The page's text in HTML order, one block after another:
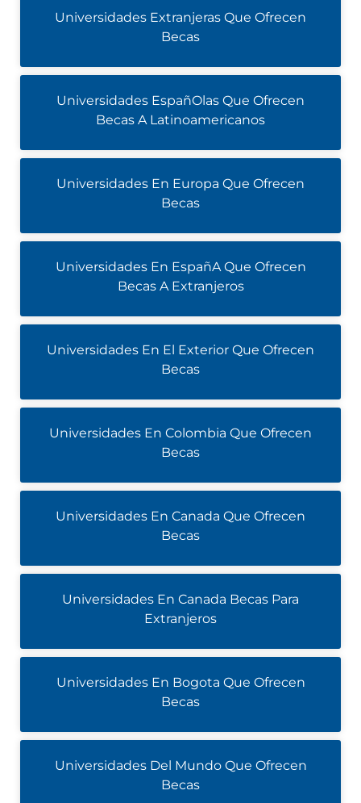
Universidades Extranjeras Que Ofrecen
Becas
Universidades EspañOlas Que Ofrecen
Becas A Latinoamericanos
Universidades En Europa Que Ofrecen
Becas
Universidades En EspañA Que Ofrecen
Becas A Extranjeros
Universidades En El Exterior Que Ofrecen
Becas
Universidades En Colombia Que Ofrecen
Becas
Universidades En Canada Que Ofrecen
Becas
Universidades En Canada Becas Para
Extranjeros
Universidades En Bogota Que Ofrecen
Becas
Universidades Del Mundo Que Ofrecen
Becas